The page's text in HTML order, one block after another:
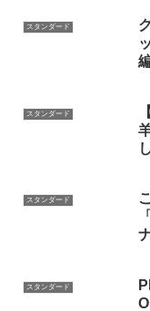
スタンダード
スタンダード
スタンダード
スタンダード